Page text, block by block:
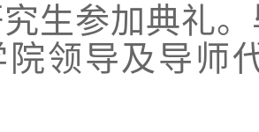
生参加典礼
院领导及导师